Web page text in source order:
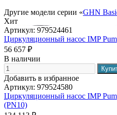
Другие модели серии «GHN
Хит
Артикул: 979524461
Циркуляционный насос IMP
56 657 ₽
В наличии
Добавить в избранное
Артикул: 979524580
Циркуляционный насос IMP
(PN10)